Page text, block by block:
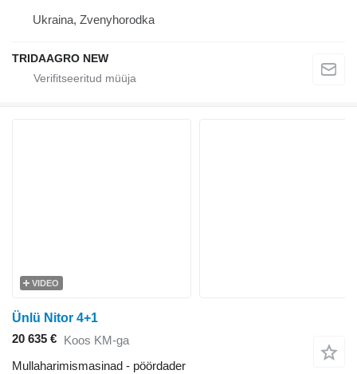
Ukraina, Zvenyhorodka
TRIDAAGRO NEW
VIDEO
Ünlü Nitor 4+1
20 635 € Koos KM-ga
Mullaharimismasinad - pöördader